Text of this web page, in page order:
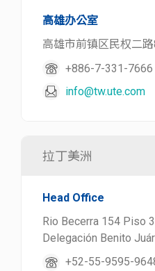
高雄办公室
高雄市前镇区民权二
+886-7-331-7666
info@tw.ute.com
拉丁美洲
Head Office
Rio Becerra 154 Piso
Delegación Benito
+52-55-9595-